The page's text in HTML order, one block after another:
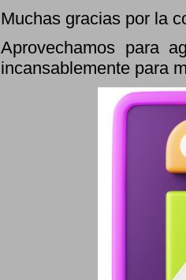
Muchas gracias por la
Aprovechamos para
incansablemente para